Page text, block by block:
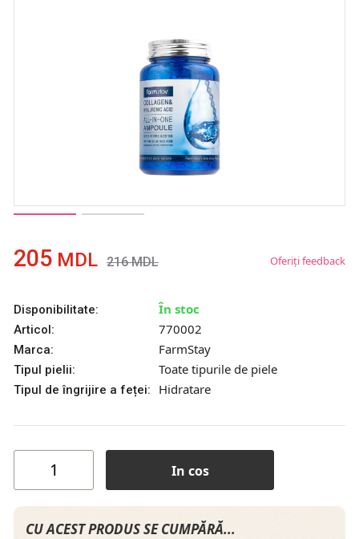
205 MDL 216MDL Oferiți feedback
Disponibilitate: În stoc
Articol: 770002
Marca: FarmStay
Tipul pielii: Toate tipurile de piele
Tipul de îngrijire a feței: Hidratare
In cos
CU ACEST PRODUS SE CUMPĂRĂ...